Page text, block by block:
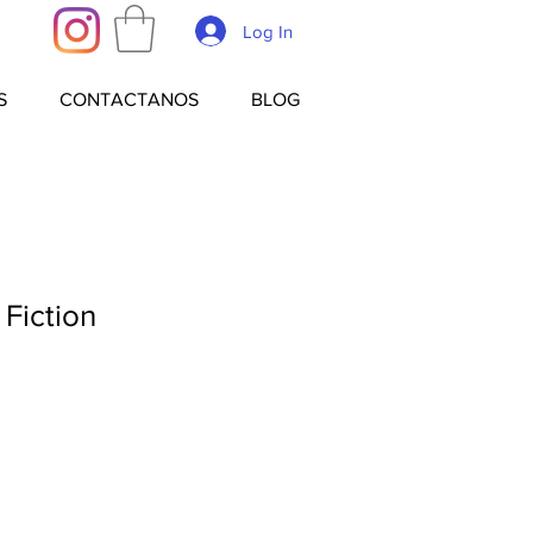
Log In
CONTACTANOS BLOG